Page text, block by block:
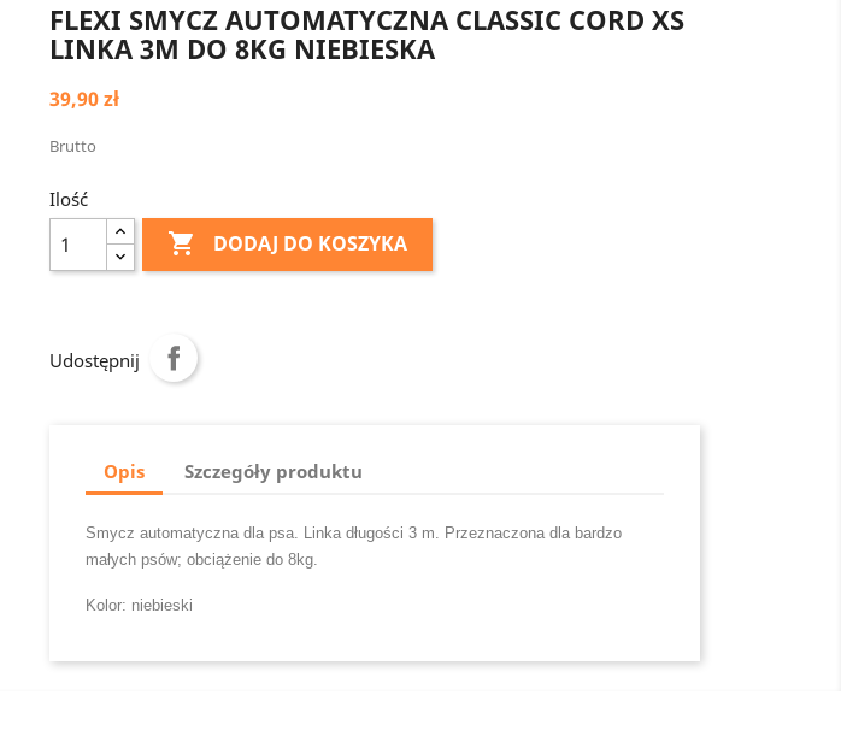
FLEXI SMYCZ AUTOMATYCZNA CLASSIC CORD XS
LINKA 3M DO 8KG NIEBIESKA
39,90 zł
Brutto
Ilość
 DODAJ DO KOSZYKA
Udostępnij
Opis Szczegóły produktu
Smycz automatyczna dla psa. Linka długości 3 m. Przeznaczona dla bardzo
małych psów; obciążenie do 8kg.
Kolor: niebieski